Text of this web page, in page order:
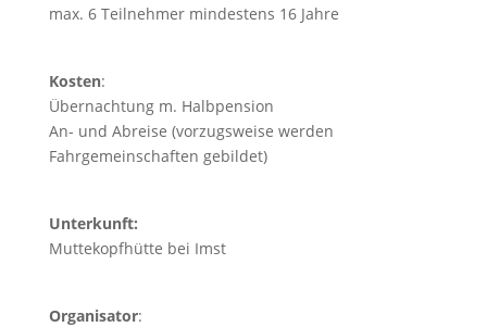
max. 6 Teilnehmer mindestens 16 Jahre
Kosten:
Übernachtung m. Halbpension
An- und Abreise (vorzugsweise werden
Fahrgemeinschaften gebildet)
Unterkunft:
Muttekopfhütte bei Imst
Organisator: